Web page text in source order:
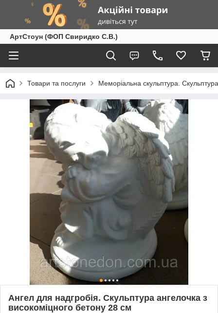
АртСтоун (ФОП Свиридко С.В.)
Товари та послуги Меморіальна скульптура.
Ангел для надгробія. Скульптура ангелочка з
високоміцного бетону 28 см